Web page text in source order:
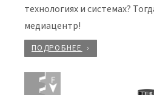
технологиях и системах?
медиацентр!
ПОДРОБНЕЕ